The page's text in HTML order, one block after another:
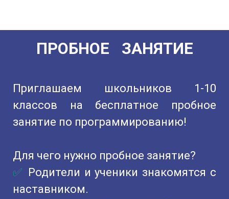
ПРОБНОЕ ЗАНЯТИЕ
Приглашаем школьников 1-10
классов на бесплатное пробное
занятие по программированию!
Для чего нужно пробное занятие?
✅
Родители и ученики знакомятся с
наставником.